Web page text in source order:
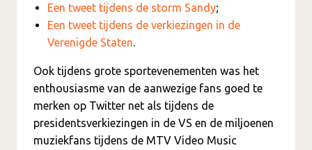
Een tweet tijdens de storm Sandy;
Een tweet tijdens de verkiezingen in de
Verenigde Staten.
Ook tijdens grote sportevenementen was het
enthousiasme van de aanwezige fans goed te
merken op Twitter net als tijdens de
presidentsverkiezingen in de VS en de miljoenen
muziekfans tijdens de MTV Video Music